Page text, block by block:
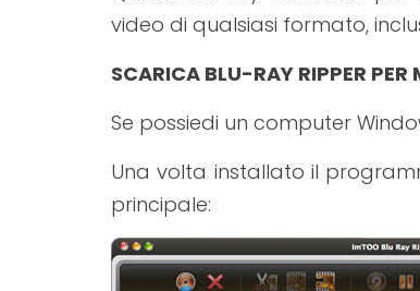
video di qualsiasi formato,
SCARICA BLU-RAY RIPPER PER
Se possiedi un computer
Una volta installato il
principale: